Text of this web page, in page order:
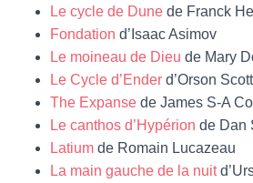
Le cycle de Dune de Franck
Fondation d’Isaac Asimov
Le moineau de Dieu de Mary
Le Cycle d’Ender d’Orson
The Expanse de James S-A
Le canthos d’Hypérion de Dan
Latium de Romain Lucazeau
La main gauche de la nuit